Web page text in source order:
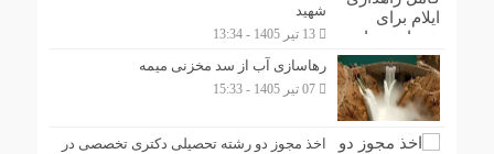
شهید
13 تیر 1405 - 13:34
رهاسازی آب از سد مخزنی میمه
07 تیر 1405 - 15:33
اخذ مجوز دو رشته تحصیلی دکتری تخصصی در